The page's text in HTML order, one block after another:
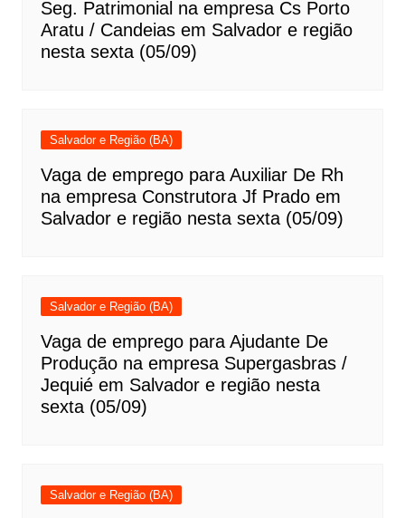
Seg. Patrimonial na empresa Cs Porto
Aratu / Candeias em Salvador e região
nesta sexta (05/09)
Salvador e Região (BA)
Vaga de emprego para Auxiliar De Rh
na empresa Construtora Jf Prado em
Salvador e região nesta sexta (05/09)
Salvador e Região (BA)
Vaga de emprego para Ajudante De
Produção na empresa Supergasbras /
Jequié em Salvador e região nesta
sexta (05/09)
Salvador e Região (BA)